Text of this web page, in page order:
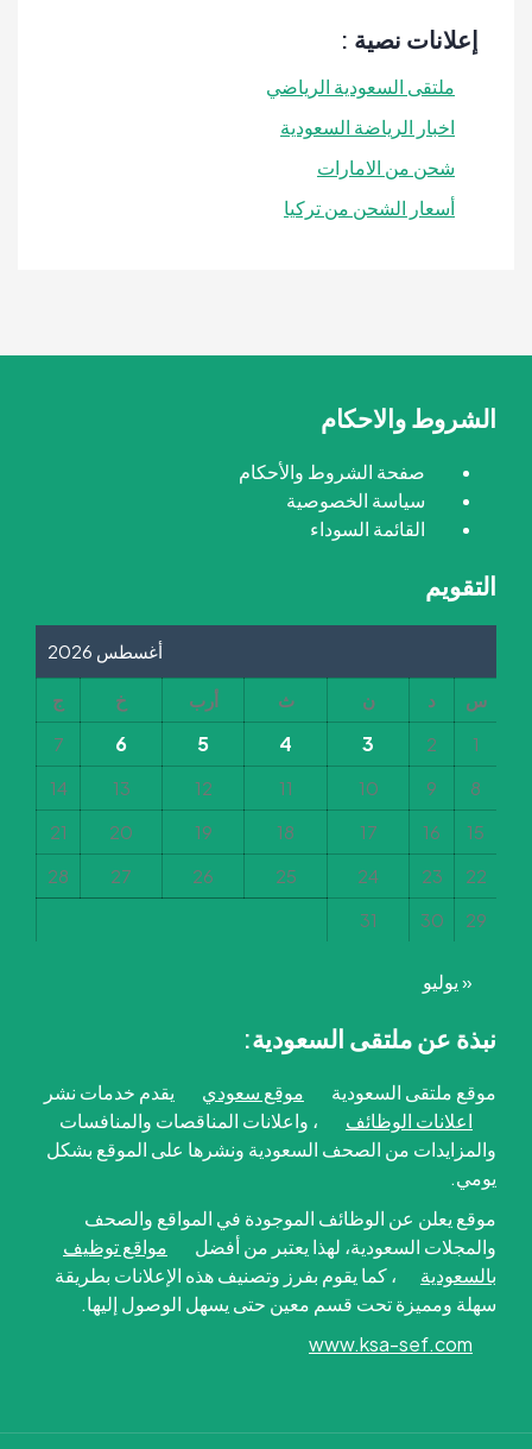
إعلانات نصية :
ملتقى السعودية الرياضي
اخبار الرياضة السعودية
شحن من الامارات
أسعار الشحن من تركيا
الشروط والاحكام
صفحة الشروط والأحكام
سياسة الخصوصية
القائمة السوداء
التقويم
أغسطس 2026
س د ن ث أرب خ
ج
1
2
3
4
5
6
7
8
9
10
11
12
13
14
15
16
17
18
19
20
21
22
23
24
25
26
27
28
29
30
31
« يوليو
نبذة عن ملتقى السعودية:
موقع ملتقى السعودية موقع سعودي
يقدم خدمات نشر
اعلانات الوظائف
، واعلانات المناقصات والمنافسات
والمزايدات من الصحف السعودية ونشرها على الموقع بشكل
يومي.
موقع يعلن عن الوظائف الموجودة في المواقع والصحف
والمجلات السعودية، لهذا يعتبر من أفضل
مواقع توظيف
بالسعودية
، كما يقوم بفرز وتصنيف هذه الإعلانات بطريقة
سهلة ومميزة تحت قسم معين حتى يسهل الوصول إليها.
www.ksa-sef.com